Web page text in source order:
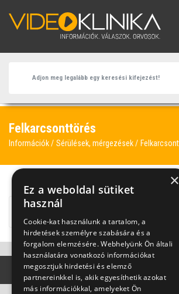
Felkarcsonttörés
Információk Sérülések, mérgezések
×
Ez a weboldal sütiket
használ
Cookie-kat használunk a tartalom, a
hirdetések személyre szabására és a
forgalom elemzésére. Webhelyünk Ön általi
használatára vonatkozó információkat
megosztjuk hirdetési és elemző
partnereinkkel is, akik egyesíthetik azokat
más információkkal, amelyeket Ön